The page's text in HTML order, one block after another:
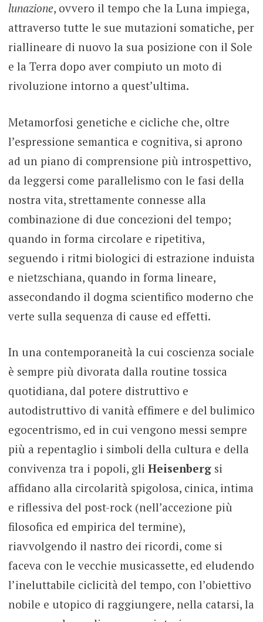
lunazione, ovvero il tempo che la Luna impiega,
attraverso tutte le sue mutazioni somatiche, per
riallineare di nuovo la sua posizione con il Sole
e la Terra dopo aver compiuto un moto di
rivoluzione intorno a quest’ultima.
Metamorfosi genetiche e cicliche che, oltre
l’espressione semantica e cognitiva, si aprono
ad un piano di comprensione più introspettivo,
da leggersi come parallelismo con le fasi della
nostra vita, strettamente connesse alla
combinazione di due concezioni del tempo;
quando in forma circolare e ripetitiva,
seguendo i ritmi biologici di estrazione induista
e nietzschiana, quando in forma lineare,
assecondando il dogma scientifico moderno che
verte sulla sequenza di cause ed effetti.
In una contemporaneità la cui coscienza sociale
è sempre più divorata dalla routine tossica
quotidiana, dal potere distruttivo e
autodistruttivo di vanità effimere e del bulimico
egocentrismo, ed in cui vengono messi sempre
più a repentaglio i simboli della cultura e della
convivenza tra i popoli, gli Heisenberg si
affidano alla circolarità spigolosa, cinica, intima
e riflessiva del post-rock (nell’accezione più
filosofica ed empirica del termine),
riavvolgendo il nastro dei ricordi, come si
faceva con le vecchie musicassette, ed eludendo
l’ineluttabile ciclicità del tempo, con l’obiettivo
nobile e utopico di raggiungere, nella catarsi, la